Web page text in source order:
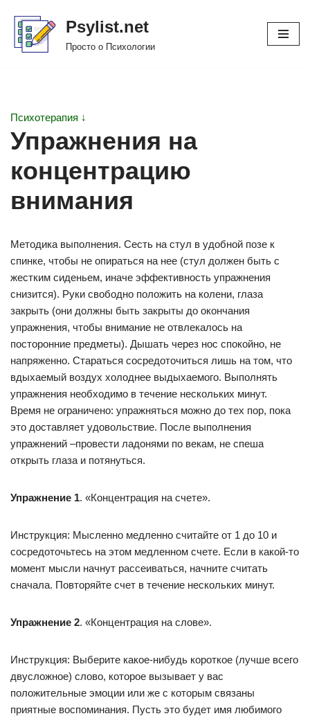
Перейти
Psylist.net
Просто о Психологии
Психотерапия ↓
Упражнения на
концентрацию
внимания
Методика выполнения. Сесть на стул в удобной позе к
спинке, чтобы не опираться на нее (стул должен быть с
жестким сиденьем, иначе эффективность упражнения
снизится). Руки свободно положить на колени, глаза
закрыть (они должны быть закрыты до окончания
упражнения, чтобы внимание не отвлекалось на
посторонние предметы). Дышать через нос спокойно, не
напряженно. Стараться сосредоточиться лишь на том, что
вдыхаемый воздух холоднее выдыхаемого. Выполнять
упражнения необходимо в течение нескольких минут.
Время не ограничено: упражняться можно до тех пор, пока
это доставляет удовольствие. После выполнения
упражнений –провести ладонями по векам, не спеша
открыть глаза и потянуться.
Упражнение 1. «Концентрация на счете».
Инструкция: Мысленно медленно считайте от 1 до 10 и
сосредоточьтесь на этом медленном счете. Если в какой-то
момент мысли начнут рассеиваться, начните считать
сначала. Повторяйте счет в течение нескольких минут.
Упражнение 2. «Концентрация на слове».
Инструкция: Выберите какое-нибудь короткое (лучше всего
двусложное) слово, которое вызывает у вас
положительные эмоции или же с которым связаны
приятные воспоминания. Пусть это будет имя любимого